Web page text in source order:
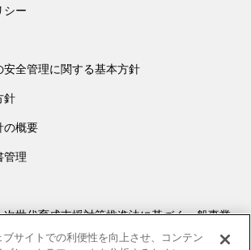
シー
全管理に関する基本方針
針
の概要
管理
世代育成支援対策推進法に基づく一般事業
てサイトでの利便性を向上させ、コンテン